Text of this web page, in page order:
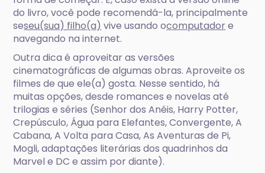
do livro, você pode recomendá-la, principalmente
seseu(sua) filho(a) vive usando ocomputadore
navegando na internet.
Outra dica é aproveitar as versões
cinematográficas de algumas obras. Aproveite os
filmes de que ele(a) gosta. Nesse sentido, há
muitas opções, desde romances e novelas até
trilogias e séries (Senhor dos Anéis, Harry Potter,
Crepúsculo, Água para Elefantes, Convergente, A
Cabana, A Volta para Casa, As Aventuras de Pi,
Mogli, adaptações literárias dos quadrinhos da
Marvel e DC e assim por diante).